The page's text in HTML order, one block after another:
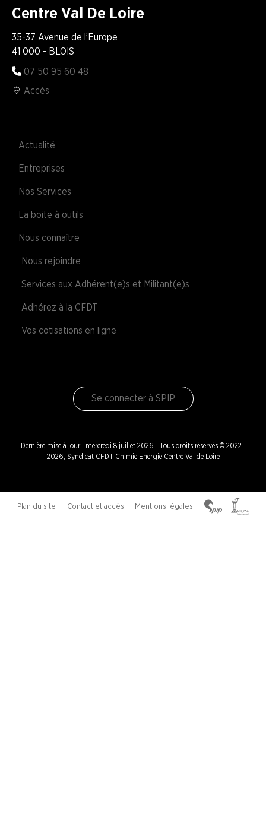
Centre Val De Loire
35-37 Avenue de l’Europe
41 000 - BLOIS
07 50 95 60 48
Accès
Actualité
Entreprises
Nos Services
La boite à outils
Nous connaître
Nous rejoindre
Services aux Adhérent(e)s et Militant(e)s
Adhérez à la CFDT
Vos cotisations en ligne
Se connecter à SPIP
Dernière mise à jour : mercredi 8 juillet 2026 - Tous droits réservés © 2022 -
2026, Syndicat CFDT Chimie Energie Centre Val de Loire
Plan du site Contact et accès Mentions légales